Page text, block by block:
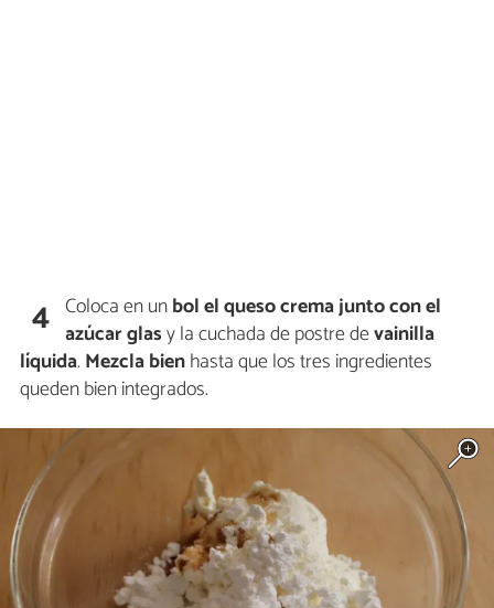
4 Coloca en unbol el queso crema junto con el
azúcar glasy la cuchada de postre devainilla
líquida. Mezcla bienhasta que los tres ingredientes
queden bien integrados.